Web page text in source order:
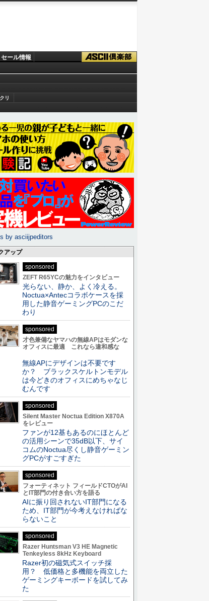
セール情報
リ
by asciijpeditors
アップ
sponsored
ZEFT R65YCの魅力をインタビュー
光らない、静か、よく冷える。
Noctua×Antecコラボケースを採
用した静音ゲーミングPCのこだ
わり
sponsored
才色兼備なヤマハの無線APはモダンな
オフィスに最適 これなら違和感な
無線APにデザインは不要です
か？ ブラックスケルトンモデル
は今どきのオフィスにめちゃなじ
むんです
sponsored
Silent Master Noctua Edition X870A
をレビュー
ファンが12基もあるのにほとんど
の活用シーンで35dB以下、サイ
コムのNoctua尽くし静音ゲーミン
グPCがすごすぎた
sponsored
フォーティネット フィールドCTOがAI
とIT部門の付き合い方を語る
AIに振り回されないIT部門になる
ため、IT部門が今考えなければな
らないこと
sponsored
Razer Huntsman V3 HE Magnetic
Tenkeyless 8kHz Keyboard
Razer初の磁気式スイッチ採
用？ 低価格と多機能を両立した
ゲーミングキーボードを試してみ
た